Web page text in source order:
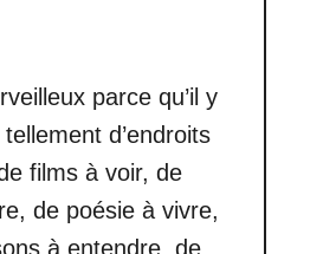
parce qu’il y
d’endroits
films à voir, de
de poésie à vivre,
à entendre, de